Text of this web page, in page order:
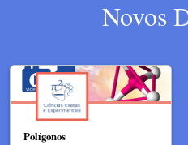
Novos
Polígonos